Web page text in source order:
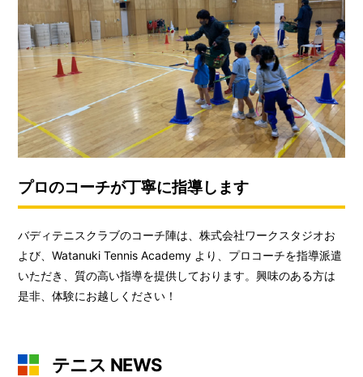
プロのコーチが丁寧に指導します
バディテニスクラブのコーチ陣は、株式会社ワークスタジオお
よび、Watanuki Tennis Academy より、プロコーチを指導派遣
いただき、質の高い指導を提供しております。興味のある方は
是非、体験にお越しください！
テニス NEWS